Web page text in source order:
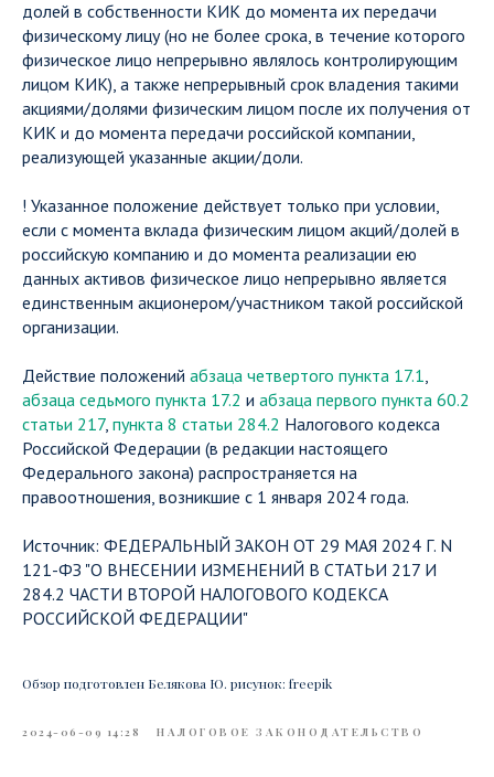
долей в собственности КИК до момента их передачи
физическому лицу (но не более срока, в течение которого
физическое лицо непрерывно являлось контролирующим
лицом КИК), а также непрерывный срок владения такими
акциями/долями физическим лицом после их получения от
КИК и до момента передачи российской компании,
реализующей указанные акции/доли.
! Указанное положение действует только при условии,
если с момента вклада физическим лицом акций/долей в
российскую компанию и до момента реализации ею
данных активов физическое лицо непрерывно является
единственным акционером/участником такой российской
организации.
Действие положений абзаца четвертого пункта 17.1,
абзаца седьмого пункта 17.2 и абзаца первого пункта 60.2
статьи 217, пункта 8 статьи 284.2 Налогового кодекса
Российской Федерации (в редакции настоящего
Федерального закона) распространяется на
правоотношения, возникшие с 1 января 2024 года.
Источник: ФЕДЕРАЛЬНЫЙ ЗАКОН ОТ 29 МАЯ 2024 Г. N
121-ФЗ "О ВНЕСЕНИИ ИЗМЕНЕНИЙ В СТАТЬИ 217 И
284.2 ЧАСТИ ВТОРОЙ НАЛОГОВОГО КОДЕКСА
РОССИЙСКОЙ ФЕДЕРАЦИИ"
Обзор подготовлен Белякова Ю. рисунок: freepik
2024-06-09 14:28 НАЛОГОВОЕ ЗАКОНОДАТЕЛЬСТВО